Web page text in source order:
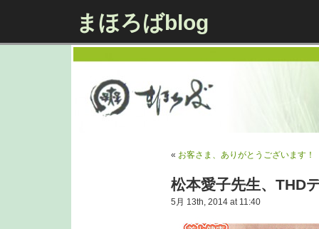
まほろばblog
« お客さま、ありがとうございます！
松本愛子先生、THD
5月 13th, 2014 at 11:40